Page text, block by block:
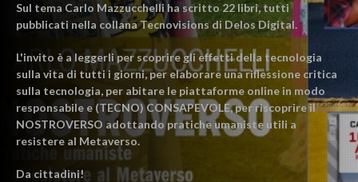
Sul tema Carlo Mazzucchelli ha scritto 22 libri, tutti
pubblicati nella collana Tecnovisions di Delos Digital.
L'invito è a leggerli per scoprire gli effetti della tecnologia
sulla vita di tutti i giorni, per elaborare una riflessione critica
sulla tecnologia, per abitare le piattaforme online in modo
responsabile e (TECNO) CONSAPEVOLE, per riscoprire il
NOSTROVERSO adottando pratiche umaniste utili a
resistere al Metaverso.
Da cittadini!